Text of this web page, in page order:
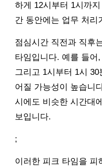
하게 12시부터 1시까
간 동안에는 업무 처리
점심시간 직전과 직후
타임입니다. 예를 들어
그리고 1시부터 1시
어질 가능성이 높습니
시에도 비슷한 시간대
보입니다.
;
이러한 피크 타임을 피